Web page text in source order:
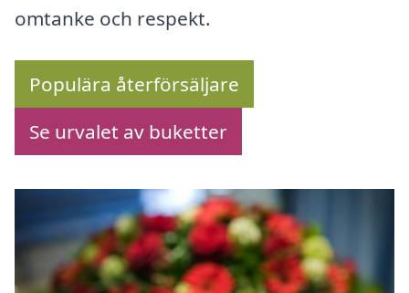
omtanke och respekt.
Populära återförsäljare
Se urvalet av buketter